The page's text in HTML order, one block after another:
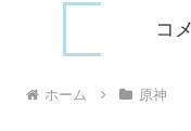
コ
ホーム 原神